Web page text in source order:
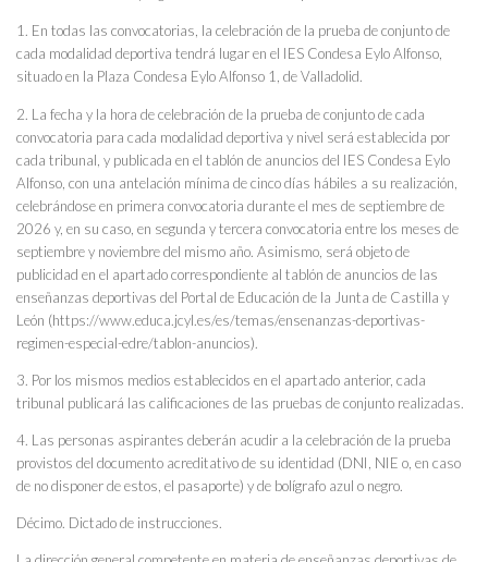
1. En todas las convocatorias, la celebración de la prueba de conjunto de
cada modalidad deportiva tendrá lugar en el IES Condesa Eylo Alfonso,
situado en la Plaza Condesa Eylo Alfonso 1, de Valladolid.
2. La fecha y la hora de celebración de la prueba de conjunto de cada
convocatoria para cada modalidad deportiva y nivel será establecida por
cada tribunal, y publicada en el tablón de anuncios del IES Condesa Eylo
Alfonso, con una antelación mínima de cinco días hábiles a su realización,
celebrándose en primera convocatoria durante el mes de septiembre de
2026 y, en su caso, en segunda y tercera convocatoria entre los meses de
septiembre y noviembre del mismo año. Asimismo, será objeto de
publicidad en el apartado correspondiente al tablón de anuncios de las
enseñanzas deportivas del Portal de Educación de la Junta de Castilla y
León (https://www.educa.jcyl.es/es/temas/ensenanzas-deportivas-
regimen-especial-edre/tablon-anuncios).
3. Por los mismos medios establecidos en el apartado anterior, cada
tribunal publicará las calificaciones de las pruebas de conjunto realizadas.
4. Las personas aspirantes deberán acudir a la celebración de la prueba
provistos del documento acreditativo de su identidad (DNI, NIE o, en caso
de no disponer de estos, el pasaporte) y de bolígrafo azul o negro.
Décimo. Dictado de instrucciones.